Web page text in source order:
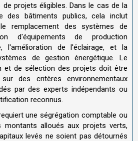
projets éligibles. Dans le cas de la
des bâtiments publics, cela inclut
remplacement des systèmes de
d'équipements de production
l'amélioration de l'éclairage, et la
de gestion énergétique. Le
et de sélection des projets doit être
des critères environnementaux
par des experts indépendants ou
reconnus.
une ségrégation comptable ou
montants alloués aux projets verts,
levés ne soient pas détournés